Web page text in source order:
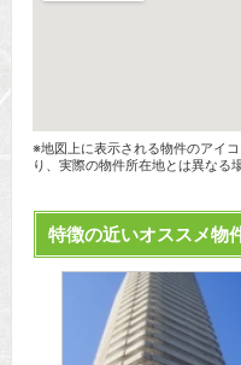
※地図上に表示される物件のアイ
り、実際の物件所在地とは異なる
特徴の近いオススメ物